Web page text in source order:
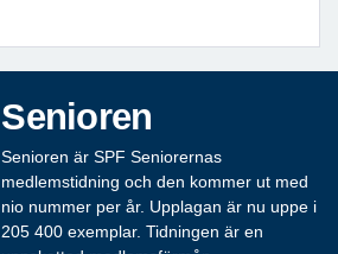
Senioren
Senioren är SPF Seniorernas
medlemstidning och den kommer ut med
nio nummer per år. Upplagan är nu uppe i
205 400 exemplar. Tidningen är en